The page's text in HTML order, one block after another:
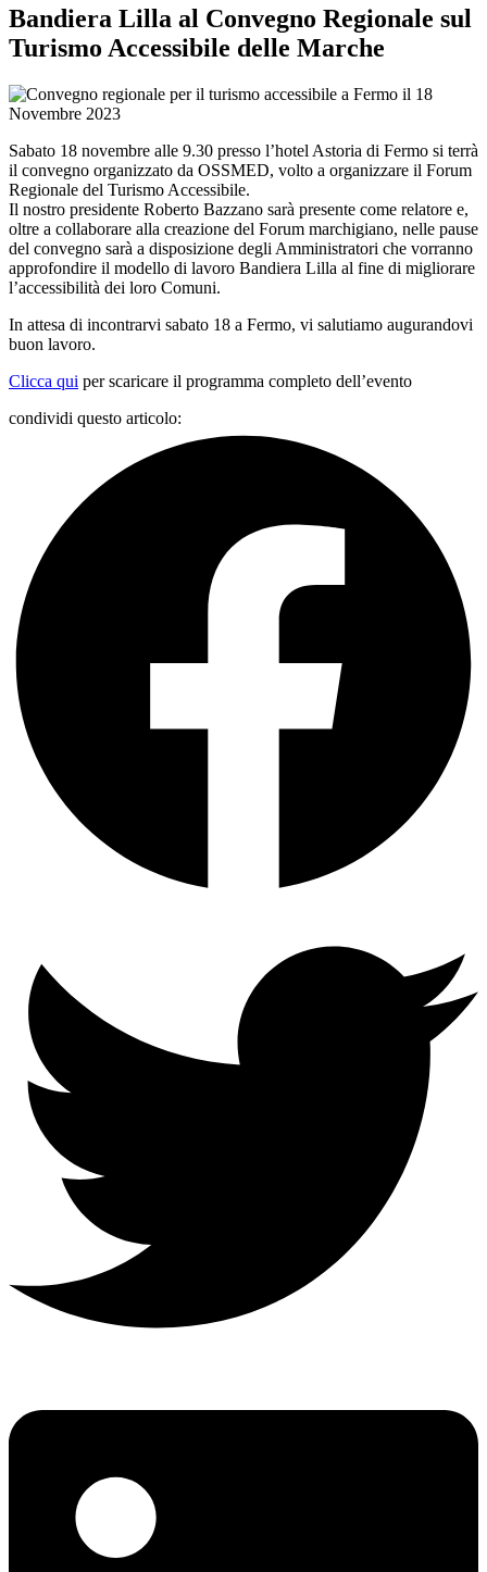
Bandiera Lilla al Convegno Regionale sul
Turismo Accessibile delle Marche
Sabato 18 novembre alle 9.30 presso l’hotel Astoria di Fermo si terrà
il convegno organizzato da OSSMED, volto a organizzare il Forum
Regionale del Turismo Accessibile.
Il nostro presidente Roberto Bazzano sarà presente come relatore e,
oltre a collaborare alla creazione del Forum marchigiano, nelle pause
del convegno sarà a disposizione degli Amministratori che vorranno
approfondire il modello di lavoro Bandiera Lilla al fine di migliorare
l’accessibilità dei loro Comuni.
In attesa di incontrarvi sabato 18 a Fermo, vi salutiamo augurandovi
buon lavoro.
Clicca qui per scaricare il programma completo dell’evento
condividi questo articolo: